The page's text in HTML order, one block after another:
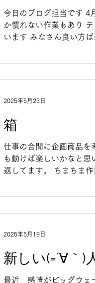
今日のブログ担当です 4
か慣れない作業もあり
います みなさん良い方
箱
仕事の合間に企画商品を
も動けば楽しいかなと思
返してます。 ちまちま
2025年5月23日
新しい(=´∀｀)
最近 感情がビッグウェ
2025年5月19日